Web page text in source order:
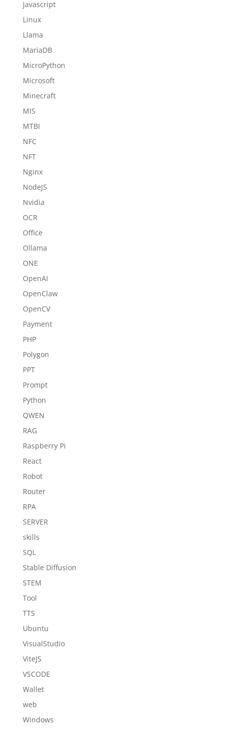
Javascript
Linux
Llama
MariaDB
MicroPython
Microsoft
Minecraft
MIS
MTBI
NFC
NFT
Nginx
NodeJS
Nvidia
OCR
Office
Ollama
ONE
OpenAI
OpenClaw
OpenCV
Payment
PHP
Polygon
PPT
Prompt
Python
QWEN
RAG
Raspberry Pi
React
Robot
Router
RPA
SERVER
skills
SQL
Stable Diffusion
STEM
Tool
TTS
Ubuntu
VisualStudio
ViteJS
VSCODE
Wallet
web
Windows